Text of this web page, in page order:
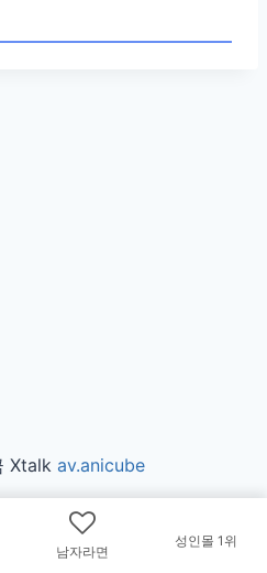
Xtalk av.anicube
으로 수익을 얻고 있습니다.
남자라면
성인몰 1위